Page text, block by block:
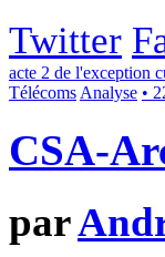
Twitter
acte 2 de l'exception
TélécomsAnalyse •
CSA-
par